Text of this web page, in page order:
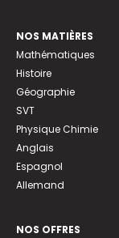
NOS MATIÈRES
Mathématiques
Histoire
Géographie
SVT
Physique Chimie
Anglais
Espagnol
Allemand
NOS OFFRES